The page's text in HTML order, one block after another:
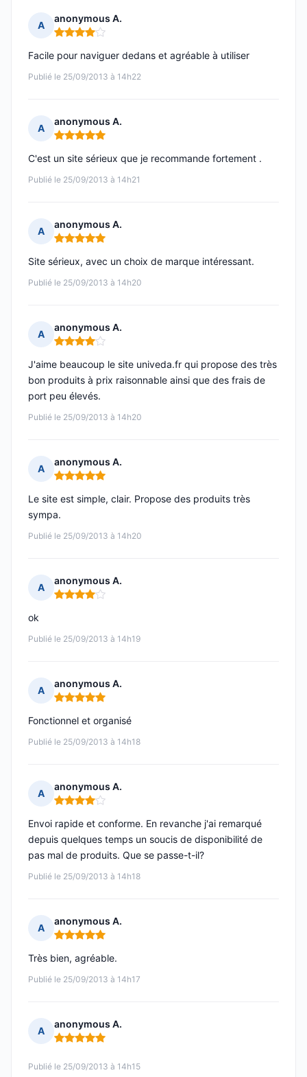
A
anonymous A.
Note : 4 sur 5
Publié le 25/09/2013 à 14h22
Facile pour naviguer dedans et agréable à utiliser
A
anonymous A.
Note : 5 sur 5
Publié le 25/09/2013 à 14h21
C'est un site sérieux que je recommande fortement .
A
anonymous A.
Note : 5 sur 5
Publié le 25/09/2013 à 14h20
Site sérieux, avec un choix de marque intéressant.
A
anonymous A.
Note : 4 sur 5
Publié le 25/09/2013 à 14h20
J'aime beaucoup le site univeda.fr qui propose des très
bon produits à prix raisonnable ainsi que des frais de
port peu élevés.
A
anonymous A.
Note : 5 sur 5
Publié le 25/09/2013 à 14h20
Le site est simple, clair. Propose des produits très
sympa.
A
anonymous A.
Note : 4 sur 5
Publié le 25/09/2013 à 14h19
ok
A
anonymous A.
Note : 5 sur 5
Publié le 25/09/2013 à 14h18
Fonctionnel et organisé
A
anonymous A.
Note : 4 sur 5
Publié le 25/09/2013 à 14h18
Envoi rapide et conforme. En revanche j'ai remarqué
depuis quelques temps un soucis de disponibilité de
pas mal de produits. Que se passe-t-il?
A
anonymous A.
Note : 5 sur 5
Publié le 25/09/2013 à 14h17
Très bien, agréable.
A
anonymous A.
Note : 5 sur 5
Publié le 25/09/2013 à 14h15